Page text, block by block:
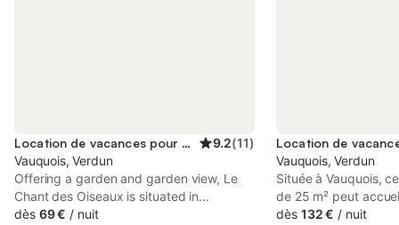
Location de vacances pour 4 personnes 9.2(11)
Vauquois, Verdun
Offering a garden and garden view, Le
Chant des Oiseaux is situated in
Vauquois, 33 km from Verdun Memorial
dès 69 € / nuit
Vauquois, Verdun
Située à Vauquois,
de 25 m² peut
offre un cadre
dès 132 € / nuit